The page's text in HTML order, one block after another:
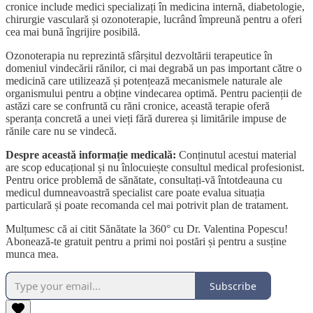
cronice include medici specializați în medicina internă, diabetologie,
chirurgie vasculară și ozonoterapie, lucrând împreună pentru a oferi
cea mai bună îngrijire posibilă.
Ozonoterapia nu reprezintă sfârșitul dezvoltării terapeutice în
domeniul vindecării rănilor, ci mai degrabă un pas important către o
medicină care utilizează și potențează mecanismele naturale ale
organismului pentru a obține vindecarea optimă. Pentru pacienții de
astăzi care se confruntă cu răni cronice, această terapie oferă
speranța concretă a unei vieți fără durerea și limitările impuse de
rănile care nu se vindecă.
Despre această informație medicală: Conținutul acestui material
are scop educațional și nu înlocuiește consultul medical profesionist.
Pentru orice problemă de sănătate, consultați-vă întotdeauna cu
medicul dumneavoastră specialist care poate evalua situația
particulară și poate recomanda cel mai potrivit plan de tratament.
Mulțumesc că ai citit Sănătate la 360° cu Dr. Valentina Popescu!
Abonează-te gratuit pentru a primi noi postări și pentru a susține
munca mea.
Subscribe